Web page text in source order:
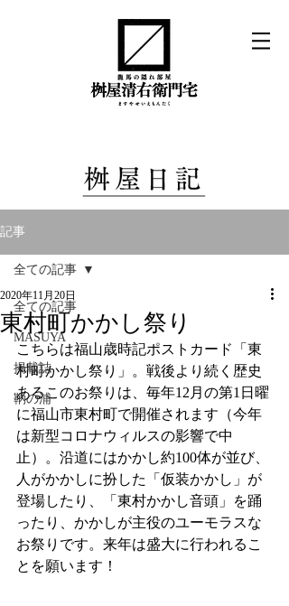
記事
全ての記事
MASUYA
掲載誌
鞆の浦
全ての記事
東村町かかし祭り
2020年11月20日
こちらは福山歳時記ポストカード「東
村町かかし祭り」。戦後より続く歴史
あるこのお祭りは、毎年12月の第1日曜
に福山市東村町で開催されます（今年
は新型コロナウィルスの影響で中
止）。沿道にはかかし約100体が並び、
人がかかしに扮した「仮装かかし」が
登場したり、「東村かかし音頭」を踊
ったり、かかしが主役のユーモラスな
お祭りです。来年は盛大に行われるこ
とを願います！